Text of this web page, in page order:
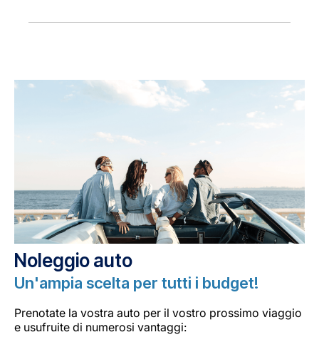
Noleggio auto
Un'ampia scelta per tutti i budget!
Prenotate la vostra auto per il vostro prossimo viaggio
e usufruite di numerosi vantaggi: